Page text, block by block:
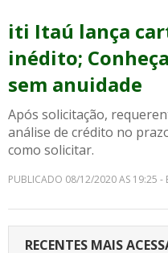
iti Itaú lança
inédito;
sem anuidade
Após solicitação,
análise de crédito no
como solicitar.
PUBLICADO 08/12/2020 AS 19:25 -
RECENTES MAIS